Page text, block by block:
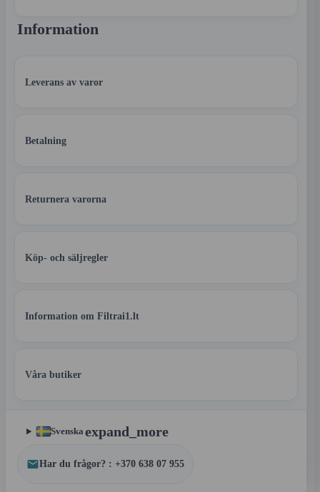
Information
Leverans av varor
Betalning
Returnera varorna
Köp- och säljregler
Information om Filtrai1.lt
Våra butiker
Svenska expand_more
Har du frågor? : +370 638 07 955